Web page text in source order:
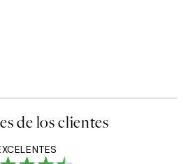
de los clientes